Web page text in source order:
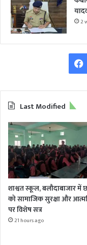
2
Last Modified
शाश्वत स्कूल, बलौदाबाजार में
को सामाजिक सुरक्षा और
पर विशेष सत्र
21 hours ago